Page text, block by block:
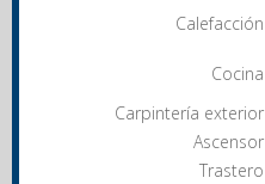
Calefacción
Cocina
Carpintería exterior
Ascensor
Trastero